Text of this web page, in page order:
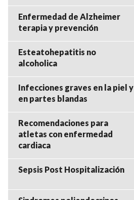
Enfermedad de Alzheimer
terapia y prevención
Esteatohepatitis no
alcoholica
Infecciones graves en la piel y
en partes blandas
Recomendaciones para
atletas con enfermedad
cardiaca
Sepsis Post Hospitalización